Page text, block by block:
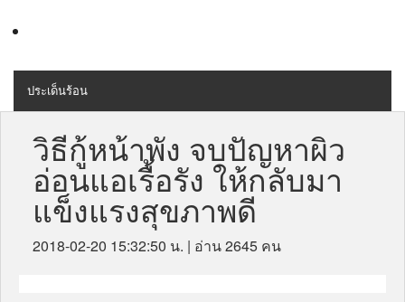
ประเด็นร้อน
เครื่องสำอางค์
ลดความอ้วน
ไลฟ์สไตล์
วิธีกู้หน้าพัง จบปัญหาผิว
อ่อนแอเรื้อรัง ให้กลับมา
แข็งแรงสุขภาพดี
2018-02-20 15:32:50 น. | อ่าน 2645 คน